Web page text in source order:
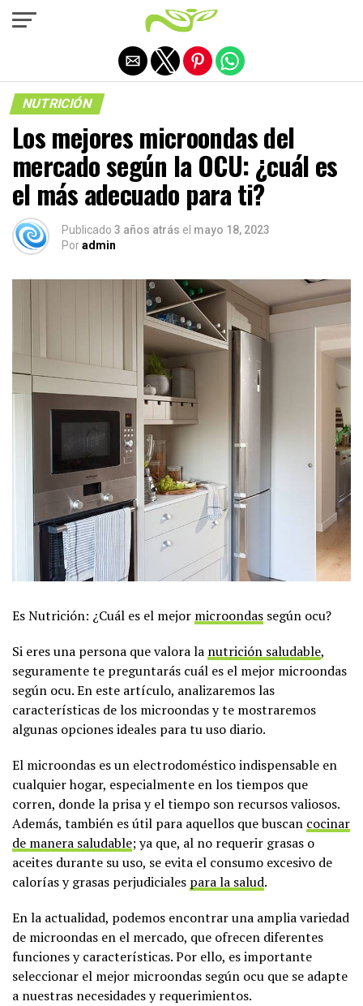
NUTRICIÓN
Los mejores microondas del
mercado según la OCU: ¿cuál es
el más adecuado para ti?
Publicado 3 años atrás el mayo 18, 2023
Poradmin
Es Nutrición: ¿Cuál es el mejor microondas según ocu?
Si eres una persona que valora la nutrición saludable,
seguramente te preguntarás cuál es el mejor microondas
según ocu. En este artículo, analizaremos las
características de los microondas y te mostraremos
algunas opciones ideales para tu uso diario.
El microondas es un electrodoméstico indispensable en
cualquier hogar, especialmente en los tiempos que
corren, donde la prisa y el tiempo son recursos valiosos.
Además, también es útil para aquellos que buscan cocinar
de manera saludable; ya que, al no requerir grasas o
aceites durante su uso, se evita el consumo excesivo de
calorías y grasas perjudiciales para la salud.
En la actualidad, podemos encontrar una amplia variedad
de microondas en el mercado, que ofrecen diferentes
funciones y características. Por ello, es importante
seleccionar el mejor microondas según ocu que se adapte
a nuestras necesidades y requerimientos.
Salir de la versión móvil